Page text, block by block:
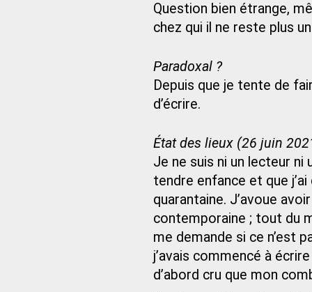
Question bien étrange,
chez qui il ne reste plus
Paradoxal ?
Depuis que je tente de
d’écrire.
État des lieux (26 juin
Je ne suis ni un lecteur ni
tendre enfance et que
quarantaine. J’avoue
contemporaine ; tout du
me demande si ce n’est
j’avais commencé à
d’abord cru que mon